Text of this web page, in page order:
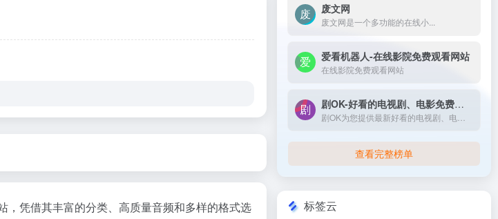
凭借其丰富的分类、高质量音频和多样的格式选
废文网
废文网是一个多功能的在线小...
爱看机器人-在线影院免费观看网站
在线影院免费观看网站
剧OK-好看的电视剧、电影免费在线播放
查看完整榜单
标签云